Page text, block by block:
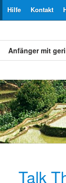
Kontakt
Hilfe
Anfänger mit
Talk